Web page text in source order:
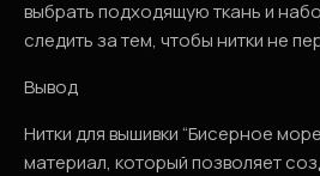
выбрать подходящую ткань и
следить за тем, чтобы нитки не
Вывод
Нитки для вышивки “Бисерное
материал, который позволяет